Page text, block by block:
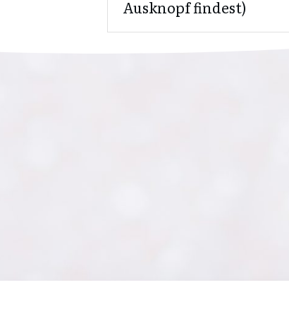
Ausknopf findest)